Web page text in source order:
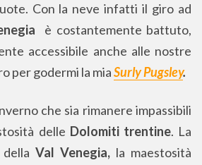
Con la neve infatti il giro ad
è costantemente battuto,
accessibile anche alle nostre
per godermi la miaSurly Pugsley.
che sia rimanere impassibili
delle Dolomiti trentine. La
Val Venegia, la maestosità